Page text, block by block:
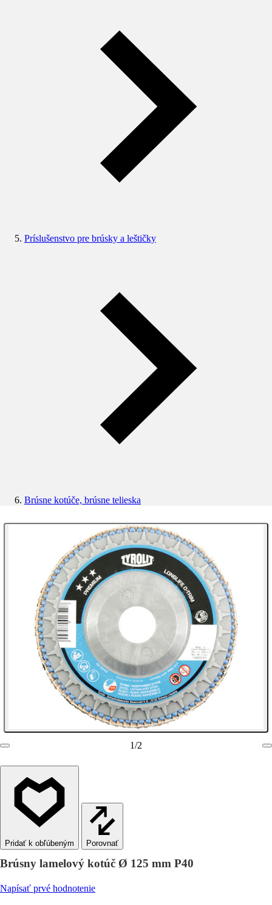
Príslušenstvo pre brúsky a leštičky
Brúsne kotúče, brúsne telieska
1/2
Porovnať
Brúsny lamelový kotúč Ø 125 mm P40
Napísať prvé hodnotenie